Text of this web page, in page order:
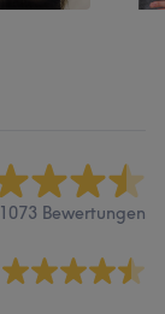
1073 Bewertungen